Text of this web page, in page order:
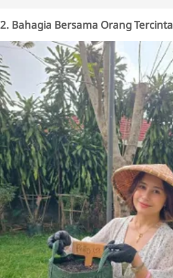
2. Bahagia Bersama Orang Tercinta